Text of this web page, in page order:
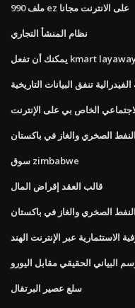
ملف 990 ez على الانترنت مجانا
نظام المنشأ التجاري
تنفق البيانات التاريخية
الخاص بي على الإنترنت
النفط الصخري والغاز في باكستان
سوق zimbabwe
قالب العقد إقراض المال
النفط الصخري والغاز في باكستان
الاستثمارية عبر الإنترنت الهند
البياني الحقيقي مقابل اليورو
سلع عصير البرتقال